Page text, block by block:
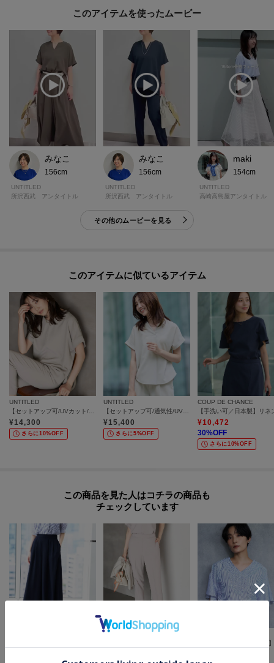
このアイテムを使ったムービー
みなこ
156cm
UNTITLED
所沢西武 アンタイトル
みなこ
156cm
UNTITLED
所沢西武 アンタイトル
maki
154cm
UNTITLED
高崎高島屋アンタイトル
その他のムービーを見る
このアイテムに似ているアイテム
UNTITLED
¥14,300
さらに10%OFF
UNTITLED
¥15,400
さらに5%OFF
COUP DE CHANCE
¥10,472
30%OFF
さらに10%OFF
この商品を見た人はコチラの商品も
チェックしています
UNTITLED